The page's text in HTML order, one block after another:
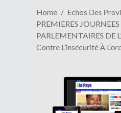
Home
Echos Des
PREMIERES JOURNEES
PARLEMENTAIRES DE
Contre L’insécurité À